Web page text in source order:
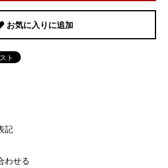
お気に入りに追加
記
わせる